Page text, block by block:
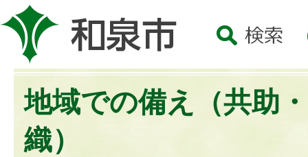
地域での備え（共助
織）